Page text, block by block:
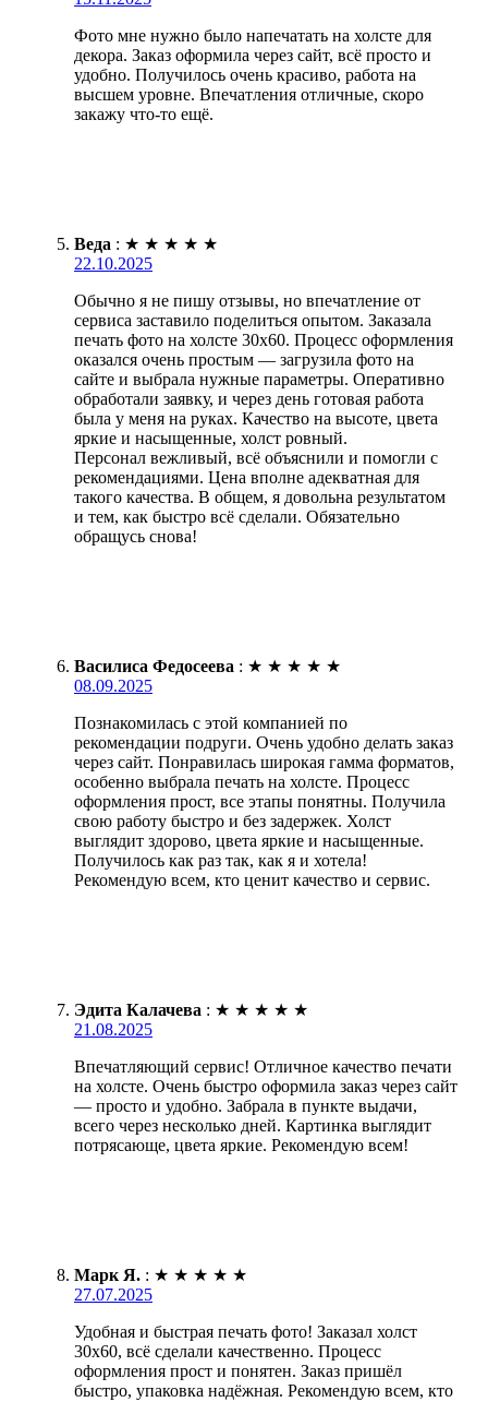
Фото мне нужно было напечатать на холсте для
декора. Заказ оформила через сайт, всё просто и
удобно. Получилось очень красиво, работа на
высшем уровне. Впечатления отличные, скоро
закажу что-то ещё.
Веда : ★ ★ ★ ★ ★
22.10.2025
Обычно я не пишу отзывы, но впечатление от
сервиса заставило поделиться опытом. Заказала
печать фото на холсте 30х60. Процесс оформления
оказался очень простым — загрузила фото на
сайте и выбрала нужные параметры. Оперативно
обработали заявку, и через день готовая работа
была у меня на руках. Качество на высоте, цвета
яркие и насыщенные, холст ровный.
Персонал вежливый, всё объяснили и помогли с
рекомендациями. Цена вполне адекватная для
такого качества. В общем, я довольна результатом
и тем, как быстро всё сделали. Обязательно
обращусь снова!
Василиса Федосеева : ★ ★ ★ ★ ★
08.09.2025
Познакомилась с этой компанией по
рекомендации подруги. Очень удобно делать заказ
через сайт. Понравилась широкая гамма форматов,
особенно выбрала печать на холсте. Процесс
оформления прост, все этапы понятны. Получила
свою работу быстро и без задержек. Холст
выглядит здорово, цвета яркие и насыщенные.
Получилось как раз так, как я и хотела!
Рекомендую всем, кто ценит качество и сервис.
Эдита Калачева : ★ ★ ★ ★ ★
21.08.2025
Впечатляющий сервис! Отличное качество печати
на холсте. Очень быстро оформила заказ через сайт
— просто и удобно. Забрала в пункте выдачи,
всего через несколько дней. Картинка выглядит
потрясающе, цвета яркие. Рекомендую всем!
Марк Я. : ★ ★ ★ ★ ★
27.07.2025
Удобная и быстрая печать фото! Заказал холст
30х60, всё сделали качественно. Процесс
оформления прост и понятен. Заказ пришёл
быстро, упаковка надёжная. Рекомендую всем, кто